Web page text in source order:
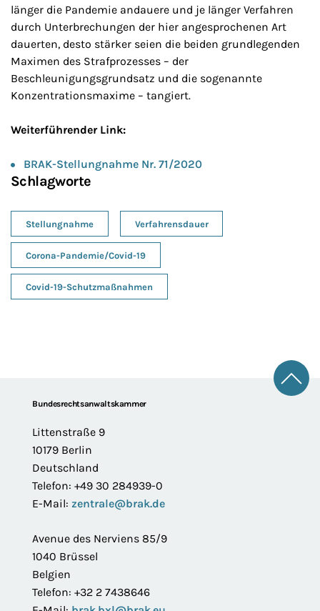
länger die Pandemie andauere und je länger Verfahren
durch Unterbrechungen der hier angesprochenen Art
dauerten, desto stärker seien die beiden grundlegenden
Maximen des Strafprozesses – der
Beschleunigungsgrundsatz und die sogenannte
Konzentrationsmaxime – tangiert.
Weiterführender Link:
BRAK-Stellungnahme Nr. 71/2020
Schlagworte
Stellungnahme Verfahrensdauer
Corona-Pandemie/Covid-19
Covid-19-Schutzmaßnahmen
FooterBundesrechtsanwaltskammer
Littenstraße 9
10179 Berlin
Deutschland
Telefon: +49 30 284939-0
E-Mail: zentrale@brak.de
Avenue des Nerviens 85/9
1040 Brüssel
Belgien
Telefon: +32 2 7438646